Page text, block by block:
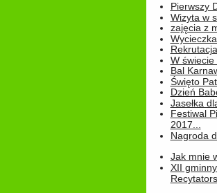
Pierwszy
Wizyta w
zajęcia z
W świecie
Bal
Święto
Dzień
Jasełka
Festiwal
2017...
Nagroda
Jak mnie
XII